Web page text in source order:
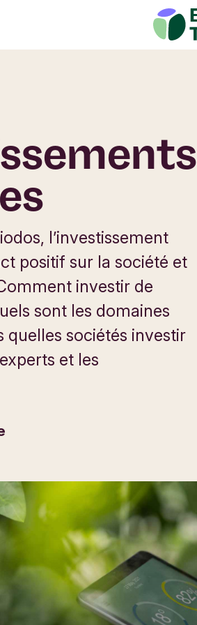
l’investissement
positif sur la société et
investir de
sont les domaines
quelles sociétés investir
et les